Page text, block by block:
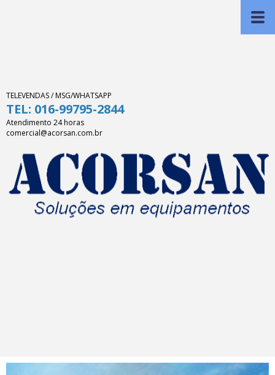
TELEVENDAS / MSG/WHATSAPP
TEL: 016-99795-2844
Atendimento 24 horas
comercial@acorsan.com.br